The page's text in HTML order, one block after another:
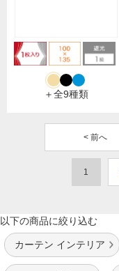
＋全9種類
< 前へ
1
以下の商品に絞り込む
カーテン インテリア